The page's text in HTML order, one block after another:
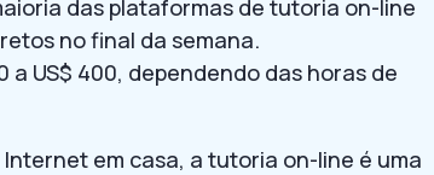
das plataformas de tutoria on-line
no final da semana.
a US$ 400, dependendo das horas de
em casa, a tutoria on-line é uma